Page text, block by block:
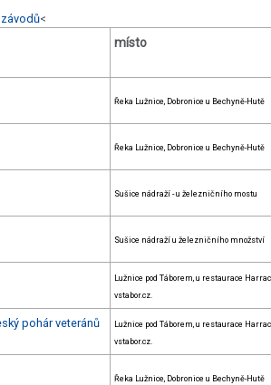
<
místo
Řeka Lužnice, Dobronice u Bechyně-Hutě
Řeka Lužnice, Dobronice u Bechyně-Hutě
Sušice nádraží - u železničního mostu
Sušice nádraží u železničního množství
Lužnice pod Táborem, u restaurace
vstabor.cz.
pohár veteránů
Lužnice pod Táborem, u restaurace
vstabor.cz.
Řeka Lužnice, Dobronice u Bechyně-Hutě